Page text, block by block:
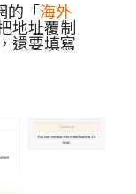
的「海外
地址覆制
還要填寫